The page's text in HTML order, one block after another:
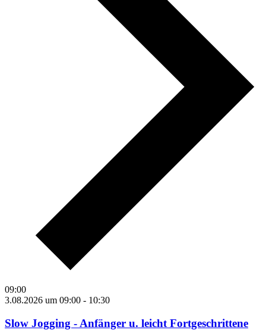
09:00
3.08.2026 um 09:00 - 10:30
Slow Jogging - Anfänger u. leicht Fortgeschrittene